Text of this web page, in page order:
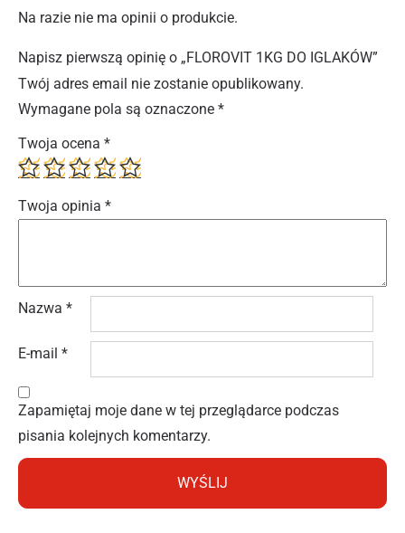
Na razie nie ma opinii o produkcie.
Napisz pierwszą opinię o „FLOROVIT 1KG DO IGLAKÓW”
Twój adres email nie zostanie opublikowany.
Wymagane pola są oznaczone *
Twoja ocena *
Twoja opinia *
Nazwa *
E-mail *
Zapamiętaj moje dane w tej przeglądarce podczas
pisania kolejnych komentarzy.